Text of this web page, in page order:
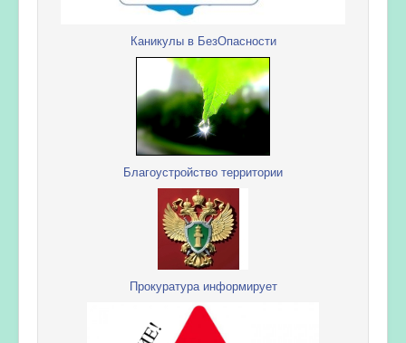
Каникулы в БезОпасности
Благоустройство территории
Прокуратура информирует